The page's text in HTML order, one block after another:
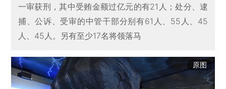
一审获刑，其中受贿金额过亿元的有21人；处分、逮
捕、公诉、受审的中管干部分别有61人、55人、45
人、45人。另有至少17名将领落马
原图